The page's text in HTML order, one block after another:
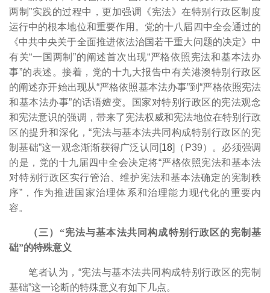
两制”实践的过程中，更加强调《宪法》在特别行政区制度
运行中的根本地位和重要作用。党的十八届四中全会通过的
《中共中央关于全面推进依法治国若干重大问题的决定》中
有关“一国两制”的阐述首次出现“严格依照宪法和基本法办
事”的表述。接着，党的十九大报告中有关港澳特别行政区
的阐述亦开始出现从“严格依照基本法办事”到“严格依照宪法
和基本法办事”的话语嬗变。国家对特别行政区的宪法观念
和宪法意识的强调，带来了宪法权威和宪法地位在特别行政
区的提升和深化，“宪法与基本法共同构成特别行政区的宪
制基础”这一观念渐渐获得广泛认同[18]（P39）。必须强调
的是，党的十九届四中全会决定将“严格依照宪法和基本法
对特别行政区实行管治、维护宪法和基本法确定的宪制秩
序”，作为推进国家治理体系和治理能力现代化的重要内
容。
（三）“宪法与基本法共同构成特别行政区的宪制基
础”的特殊意义
笔者认为，“宪法与基本法共同构成特别行政区的宪制
基础”这一论断的特殊意义有如下几点。